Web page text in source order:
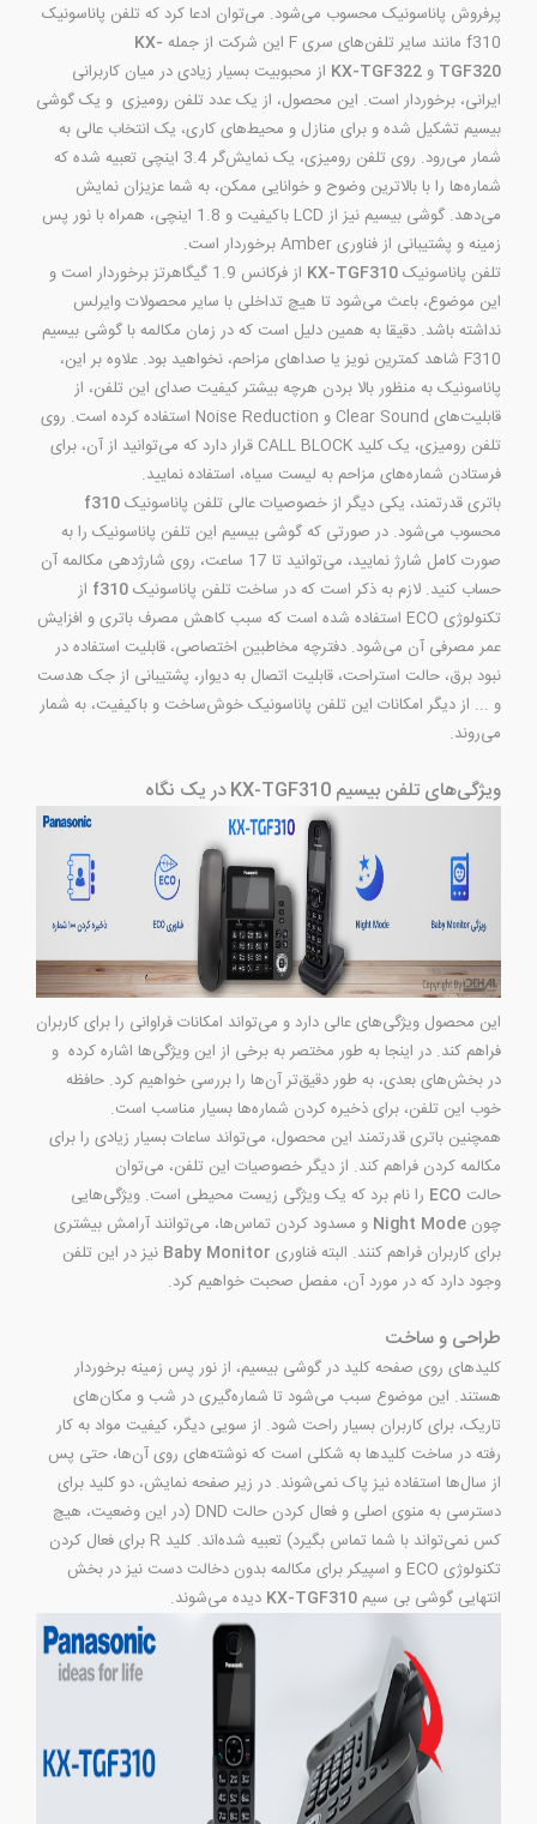
پرفروش پاناسونیک محسوب می‌شود. می‌توان ادعا کرد که تلفن پاناسونیک
f310 مانند سایر تلفن‌های سری F این شرکت از جمله
KX-
TGF320 و KX-TGF322 از محبوبیت بسیار زیادی در میان کاربرانی
ایرانی، برخوردار است. این محصول، از یک عدد تلفن رومیزی و یک گوشی
بیسیم تشکیل شده و برای منازل و محیط‌‎های کاری، یک انتخاب عالی به
شمار می‌رود. روی تلفن رومیزی، یک نمایش‌گر 3.4 اینچی تعبیه شده که
شماره‌‌ها را با بالاترین وضوح و خوانایی ممکن، به شما عزیزان نمایش
می‌دهد. گوشی بیسیم نیز از LCD باکیفیت و 1.8 اینچی، همراه با نور پس
زمینه و پشتیبانی از فناوری Amber برخوردار است.
تلفن پاناسونیکKX-TGF310
از فرکانس 1.9 گیگاهرتز برخوردار است و
این موضوع، باعث می‌شود تا هیچ تداخلی با سایر محصولات وایرلس
نداشته باشد. دقیقا به همین دلیل است که در زمان مکالمه با گوشی بیسیم
F310 شاهد کمترین نویز یا صداهای مزاحم، نخواهید بود. علاوه بر این،
پاناسونیک به منظور بالا بردن هرچه بیشتر کیفیت صدای این تلفن، از
قابلیت‌های Clear Sound و Noise Reduction استفاده کرده است. روی
تلفن رومیزی، یک کلید CALL BLOCK قرار دارد که می‌توانید از آن، برای
فرستادن شماره‌های مزاحم به لیست سیاه، استفاده نمایید.
باتری قدرتمند، یکی دیگر از خصوصیات عالی تلفن پاناسونیکf310
محسوب می‌شود. در صورتی که گوشی بیسیم این تلفن پاناسونیک را به
صورت کامل شارژ نمایید، می‌توانید تا 17 ساعت، روی شارژدهی مکالمه آن
حساب کنید. لازم به ذکر است که در ساخت تلفن پاناسونیکf310 از
تکنولوژی ECO استفاده شده است که سبب کاهش مصرف باتری و افزایش
عمر مصرفی آن می‌شود. دفترچه مخاطبین اختصاصی، قابلیت استفاده در
نبود برق، حالت استراحت، قابلیت اتصال به دیوار، پشتیبانی از جک هدست
و ... از دیگر امکانات این تلفن پاناسونیک خوش‌ساخت و باکیفیت، به شمار
می‌روند.
ویژگی‌های تلفن بیسیم KX-TGF310 در یک نگاه
این محصول ویژگی‌های عالی دارد و می‌تواند امکانات فراوانی را برای کاربران
فراهم کند. در اینجا به طور مختصر به برخی از این ویژگی‌ها اشاره کرده و
در بخش‌های بعدی، به طور دقیق‌تر آن‌ها را بررسی خواهیم کرد. حافظه
خوب این تلفن، برای ذخیره کردن شماره‌ها بسیار مناسب است.
همچنین باتری قدرتمند این محصول، می‌تواند ساعات بسیار زیادی را برای
مکالمه کردن فراهم کند. از دیگر خصوصیات این تلفن، می‌توان
حالت ECO را نام برد که یک ویژگی زیست محیطی است. ویژگی‌هایی
چون Night Mode و مسدود کردن تماس‌ها، می‌توانند آرامش بیشتری
برای کاربران فراهم کنند. البته فناوری Baby Monitor نیز در این تلفن
وجود دارد که در مورد آن، مفصل صحبت خواهیم کرد.
طراحی و ساخت
کلیدهای روی صفحه کلید در گوشی بیسیم، از نور پس زمینه برخوردار
هستند. این موضوع سبب می‌شود تا شماره‌گیری در شب و مکان‌های
تاریک، برای کاربران بسیار راحت شود. از سویی دیگر، کیفیت مواد به کار
رفته در ساخت کلید‌ها به شکلی است که نوشته‌های روی آن‌ها، حتی پس
از سال‌ها استفاده نیز پاک نمی‌شوند. در زیر صفحه نمایش، دو کلید برای
دسترسی به منوی اصلی و فعال کردن حالت DND (در این وضعیت، هیچ
کس نمی‌تواند با شما تماس بگیرد) تعبیه شده‌اند. کلید R برای فعال کردن
تکنولوژی ECO و اسپیکر برای مکالمه بدون دخالت دست نیز در بخش
انتهایی گوشی بی سیم KX-TGF310 دیده می‌شوند.